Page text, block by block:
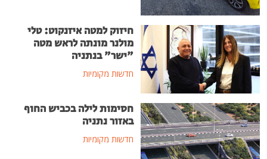
חיזוק למטה איזנקוט: טלי
מולנר מונתה לראש מטה
"ישר" בנתניה
חדשות מקומיות
חסימות לילה בכביש החוף
באזור נתניה
חדשות מקומיות